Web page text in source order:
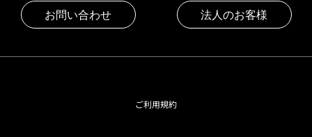
お問い合わせ 法人のお客様
ご利用規約